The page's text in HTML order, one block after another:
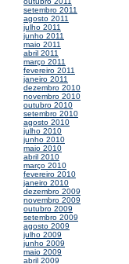
setembro 2011
agosto 2011
julho 2011
junho 2011
maio 2011
abril 2011
março 2011
fevereiro 2011
janeiro 2011
dezembro 2010
novembro 2010
outubro 2010
setembro 2010
agosto 2010
julho 2010
junho 2010
maio 2010
abril 2010
março 2010
fevereiro 2010
janeiro 2010
dezembro 2009
novembro 2009
outubro 2009
setembro 2009
agosto 2009
julho 2009
junho 2009
maio 2009
abril 2009